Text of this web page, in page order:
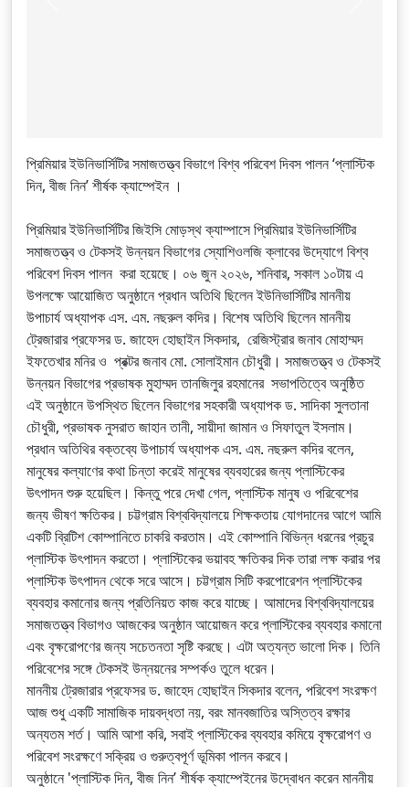
প্রিমিয়ার ইউনিভার্সিটির সমাজতত্ত্ব বিভাগে বিশ্ব পরিবেশ দিবস পালন ‘প্লাস্টিক
দিন, বীজ নিন’ শীর্ষক ক্যাম্পেইন ।
প্রিমিয়ার ইউনিভার্সিটির জিইসি মোড়স্থ ক্যাম্পাসে প্রিমিয়ার ইউনিভার্সিটির
সমাজতত্ত্ব ও টেকসই উন্নয়ন বিভাগের স্যোশিওলজি ক্লাবের উদ্যোগে বিশ্ব
পরিবেশ দিবস পালন করা হয়েছে। ০৬ জুন ২০২৬, শনিবার, সকাল ১০টায় এ
উপলক্ষে আয়োজিত অনুষ্ঠানে প্রধান অতিথি ছিলেন ইউনিভার্সিটির মাননীয়
উপাচার্য অধ্যাপক এস. এম. নছরুল কদির। বিশেষ অতিথি ছিলেন মাননীয়
ট্রেজারার প্রফেসর ড. জাহেদ হোছাইন সিকদার, রেজিস্ট্রার জনাব মোহাম্মদ
ইফতেখার মনির ও প্রক্টর জনাব মো. সোলাইমান চৌধুরী। সমাজতত্ত্ব ও টেকসই
উন্নয়ন বিভাগের প্রভাষক মুহাম্মদ তানজিলুর রহমানের সভাপতিত্বে অনুষ্ঠিত
এই অনুষ্ঠানে উপস্থিত ছিলেন বিভাগের সহকারী অধ্যাপক ড. সাদিকা সুলতানা
চৌধুরী, প্রভাষক নুসরাত জাহান তানী, সায়ীদা জামান ও সিফাতুল ইসলাম।
প্রধান অতিথির বক্তব্যে উপাচার্য অধ্যাপক এস. এম. নছরুল কদির বলেন,
মানুষের কল্যাণের কথা চিন্তা করেই মানুষের ব্যবহারের জন্য প্লাস্টিকের
উৎপাদন শুরু হয়েছিল। কিন্তু পরে দেখা গেল, প্লাস্টিক মানুষ ও পরিবেশের
জন্য ভীষণ ক্ষতিকর। চট্টগ্রাম বিশ্ববিদ্যালয়ে শিক্ষকতায় যোগদানের আগে আমি
একটি ব্রিটিশ কোম্পানিতে চাকরি করতাম। এই কোম্পানি বিভিন্ন ধরনের প্রচুর
প্লাস্টিক উৎপাদন করতো। প্লাস্টিকের ভয়াবহ ক্ষতিকর দিক তারা লক্ষ করার পর
প্লাস্টিক উৎপাদন থেকে সরে আসে। চট্টগ্রাম সিটি করপোরেশন প্লাস্টিকের
ব্যবহার কমানোর জন্য প্রতিনিয়ত কাজ করে যাচ্ছে। আমাদের বিশ্ববিদ্যালয়ের
সমাজতত্ত্ব বিভাগও আজকের অনুষ্ঠান আয়োজন করে প্লাস্টিকের ব্যবহার কমানো
এবং বৃক্ষরোপণের জন্য সচেতনতা সৃষ্টি করছে। এটা অত্যন্ত ভালো দিক। তিনি
পরিবেশের সঙ্গে টেকসই উন্নয়নের সম্পর্কও তুলে ধরেন।
মাননীয় ট্রেজারার প্রফেসর ড. জাহেদ হোছাইন সিকদার বলেন, পরিবেশ সংরক্ষণ
আজ শুধু একটি সামাজিক দায়বদ্ধতা নয়, বরং মানবজাতির অস্তিত্ব রক্ষার
অন্যতম শর্ত। আমি আশা করি, সবাই প্লাস্টিকের ব্যবহার কমিয়ে বৃক্ষরোপণ ও
পরিবেশ সংরক্ষণে সক্রিয় ও গুরুত্বপূর্ণ ভূমিকা পালন করবে।
অনুষ্ঠানে 'প্লাস্টিক দিন, বীজ নিন’ শীর্ষক ক্যাম্পেইনের উদ্বোধন করেন মাননীয়